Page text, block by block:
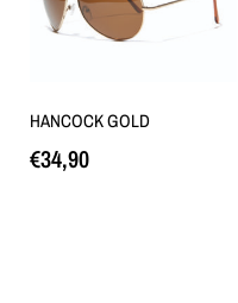
HANCOCK GOLD
€34,90